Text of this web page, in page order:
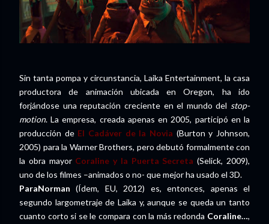
Sin tanta pompa y circunstancia, Laika Entertainment, la casa
productora de animación ubicada en Oregon, ha ido
forjándose una reputación creciente en el mundo del stop-
motion. La empresa, creada apenas en 2005, participó en la
producción de El Cadáver de la Novia (Burton y Johnson,
2005) para la Warner Brothers, pero debutó formalmente con
la obra mayor Coraline y la Puerta Secreta (Selick, 2009),
uno de los filmes –animados o no- que mejor ha usado el 3D.
ParaNorman (Ídem, EU, 2012) es, entonces, apenas el
segundo largometraje de Laika y, aunque se queda un tanto
cuanto corto si se le compara con la más redonda Coraline…,